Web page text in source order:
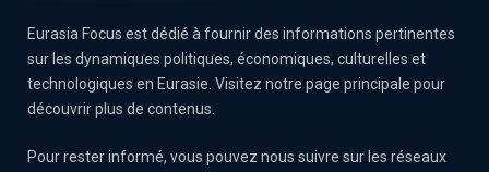
Eurasia Focus est dédié à fournir des informations pertinentes
sur les dynamiques politiques, économiques, culturelles et
technologiques en Eurasie. Visitez notre page principale pour
découvrir plus de contenus.
Pour rester informé, vous pouvez nous suivre sur les réseaux